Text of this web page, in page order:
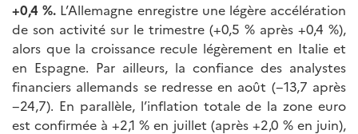
+0,4 %. L’Allemagne enregistre une légère accélération
de son activité sur le trimestre (+0,5 % après +0,4 %),
alors que la croissance recule légèrement en Italie et
en Espagne. Par ailleurs, la confiance des analystes
financiers allemands se redresse en août (−13,7 après
−24,7). En parallèle, l’inflation totale de la zone euro
est confirmée à +2,1 % en juillet (après +2,0 % en juin),